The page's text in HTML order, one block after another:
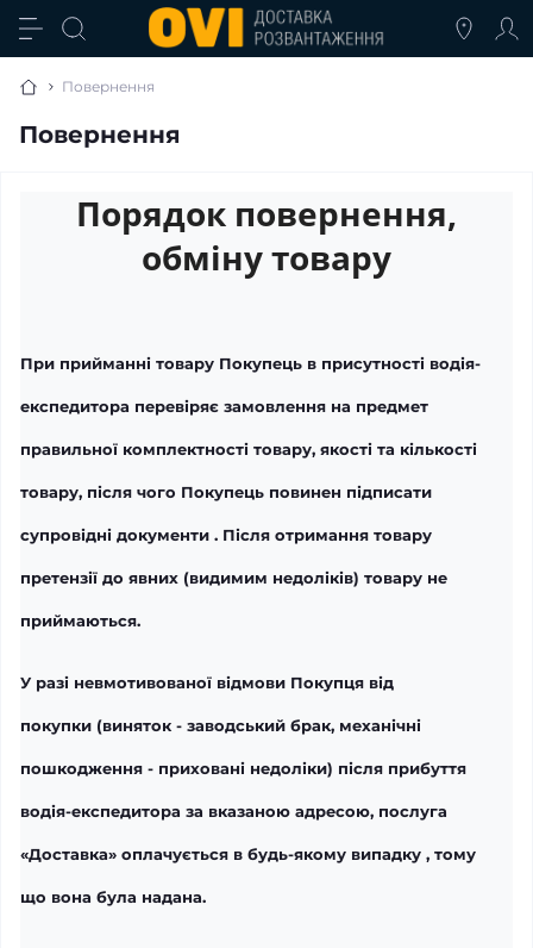
Повернення
Повернення
Порядок повернення,
обміну товару
При прийманні товару Покупець в присутності водія-
експедитора перевіряє замовлення на предмет
правильної комплектності товару, якості та кількості
товару, після чого Покупець повинен підписати
супровідні документи . Після отримання товару
претензії до явних (видимим недоліків) товару не
приймаються.
У разі невмотивованої відмови Покупця від
покупки (виняток - заводський брак, механічні
пошкодження - приховані недоліки) після прибуття
водія-експедитора за вказаною адресою, послуга
«Доставка» оплачується в будь-якому випадку , тому
що вона була надана.